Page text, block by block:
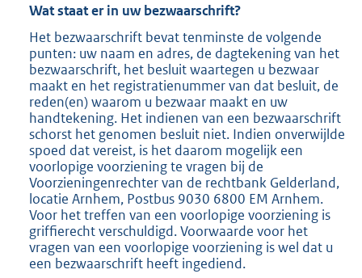
Wat staat er in uw bezwaarschrift?
Het bezwaarschrift bevat tenminste de volgende
punten: uw naam en adres, de dagtekening van het
bezwaarschrift, het besluit waartegen u bezwaar
maakt en het registratienummer van dat besluit, de
reden(en) waarom u bezwaar maakt en uw
handtekening. Het indienen van een bezwaarschrift
schorst het genomen besluit niet. Indien onverwijlde
spoed dat vereist, is het daarom mogelijk een
voorlopige voorziening te vragen bij de
Voorzieningenrechter van de rechtbank Gelderland,
locatie Arnhem, Postbus 9030 6800 EM Arnhem.
Voor het treffen van een voorlopige voorziening is
griffierecht verschuldigd. Voorwaarde voor het
vragen van een voorlopige voorziening is wel dat u
een bezwaarschrift heeft ingediend.